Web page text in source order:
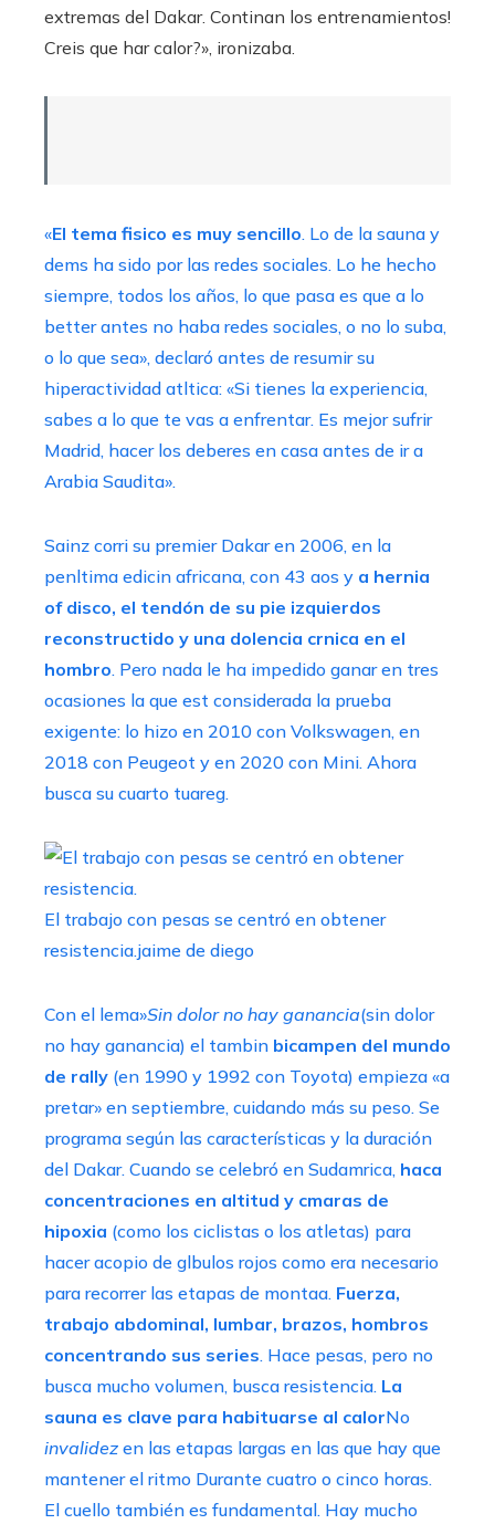
extremas del Dakar. Continan los entrenamientos!
Creis que har calor?», ironizaba.
«El tema fisico es muy sencillo. Lo de la sauna y
dems ha sido por las redes sociales. Lo he hecho
siempre, todos los años, lo que pasa es que a lo
better antes no haba redes sociales, o no lo suba,
o lo que sea», declaró antes de resumir su
hiperactividad atltica: «Si tienes la experiencia,
sabes a lo que te vas a enfrentar. Es mejor sufrir
Madrid, hacer los deberes en casa antes de ir a
Arabia Saudita».
Sainz corri su premier Dakar en 2006, en la
penltima edicin africana, con 43 aos y a hernia
of disco, el tendón de su pie izquierdos
reconstructido y una dolencia crnica en el
hombro. Pero nada le ha impedido ganar en tres
ocasiones la que est considerada la prueba
exigente: lo hizo en 2010 con Volkswagen, en
2018 con Peugeot y en 2020 con Mini. Ahora
busca su cuarto tuareg.
El trabajo con pesas se centró en obtener
resistencia.jaime de diego
Con el lema»Sin dolor no hay ganancia(sin dolor
no hay ganancia) el tambin bicampen del mundo
de rally (en 1990 y 1992 con Toyota) empieza «a
pretar» en septiembre, cuidando más su peso. Se
programa según las características y la duración
del Dakar. Cuando se celebró en Sudamrica, haca
concentraciones en altitud y cmaras de
hipoxia (como los ciclistas o los atletas) para
hacer acopio de glbulos rojos como era necesario
para recorrer las etapas de montaa. Fuerza,
trabajo abdominal, lumbar, brazos, hombros
concentrando sus series. Hace pesas, pero no
busca mucho volumen, busca resistencia. La
sauna es clave para habituarse al calorNo
invalidez en las etapas largas en las que hay que
mantener el ritmo Durante cuatro o cinco horas.
El cuello también es fundamental. Hay mucho